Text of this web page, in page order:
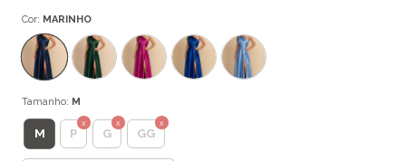
Cor: MARINHO
Tamanho: M
M P G GG